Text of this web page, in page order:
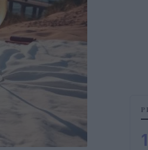
1